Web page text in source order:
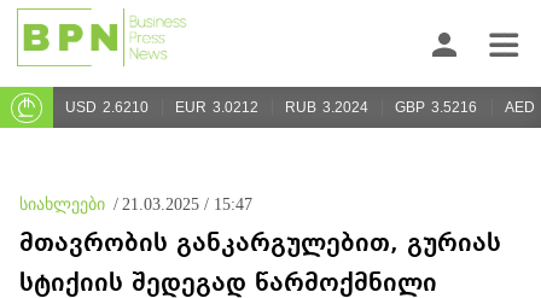
USD 2.6210 EUR 3.0212 RUB 3.2024 GBP 3.5216 AED
სიახლეები / 21.03.2025 / 15:47
მთავრობის განკარგულებით, გურიას
სტიქიის შედეგად წარმოქმნილი